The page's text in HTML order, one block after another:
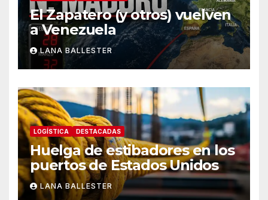
El Zapatero (y otros) vuelven
a Venezuela
LANA BALLESTER
LOGÍSTICA DESTACADAS
Huelga de estibadores en los
puertos de Estados Unidos
LANA BALLESTER